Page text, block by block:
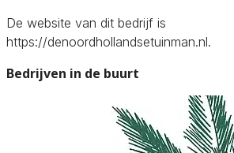
De website van dit bedrijf is
https://denoordhollandsetuinman.nl.
Bedrijven in de buurt